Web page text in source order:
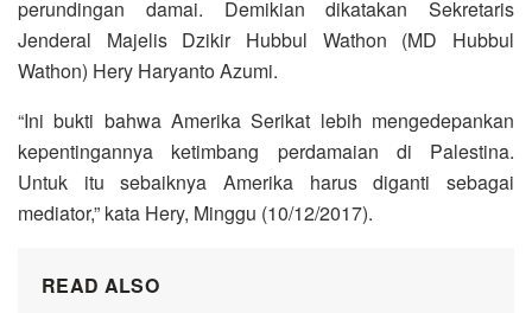
perundingan damai. Demikian dikatakan Sekretaris
Jenderal Majelis Dzikir Hubbul Wathon (MD Hubbul
Wathon) Hery Haryanto Azumi.
“Ini bukti bahwa Amerika Serikat lebih mengedepankan
kepentingannya ketimbang perdamaian di Palestina.
Untuk itu sebaiknya Amerika harus diganti sebagai
mediator,” kata Hery, Minggu (10/12/2017).
READ ALSO